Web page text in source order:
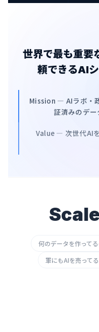
世界で最も重要
頼できるAIシ
Mission — AIラボ・
証済みのデー
Value — 次世代AI
何のデータを作ってる
軍にもAIを売って